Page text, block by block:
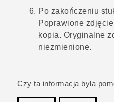
Po zakończeniu
Poprawione
kopia. Oryginalne
niezmienione.
Czy ta informacja była